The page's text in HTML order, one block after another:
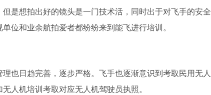
是想拍出好的镜头是一门技术活，同时出于对飞手的安全
位和业余航拍爱者都纷纷来到能飞进行培训。
也日趋完善，逐步严格。飞手也逐渐意识到考取民用无人
人机培训考取对应无人机驾驶员执照。